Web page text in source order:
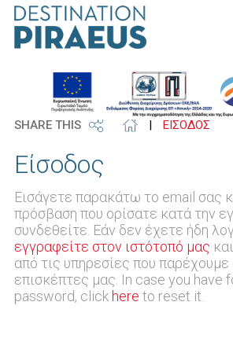
SHARE THIS | ΕΙΣΟΔΟΣ
Είσοδος
Εισάγετε παρακάτω το email σας
πρόσβαση που ορίσατε κατά την
συνδεθείτε. Εάν δεν έχετε ήδη
εγγραφείτε στον ιστότοπό μας
από τις υπηρεσίες που παρέχουμε
επισκέπτες μας. In case you have
password, click here to reset it.